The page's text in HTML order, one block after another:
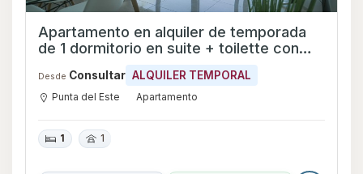
Apartamento en alquiler de temporada
de 1 dormitorio en suite + toilette con
parrilla propia en el balcon. Peninsula de
Punta del Este
Desde Consultar ALQUILER TEMPORAL
Punta del Este Apartamento
1 1